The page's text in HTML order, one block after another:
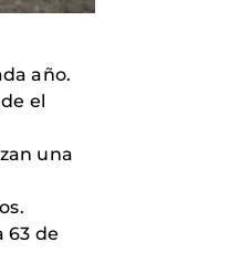
año.
el
una
63 de